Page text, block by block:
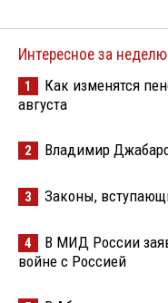
Интересное за неделю
1
Как изменятся
августа
2 Владимир
3 Законы,
4
В МИД России
войне с Россией